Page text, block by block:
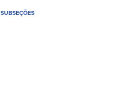
SUBSEÇÕES